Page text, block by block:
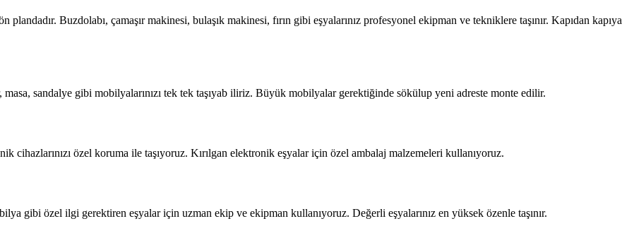
plandadır. Buzdolabı, çamaşır makinesi, bulaşık makinesi, fırın gibi eşyalarınız profesyonel ekipman ve tekniklere taşınır. Kapıdan kapıya
masa, sandalye gibi mobilyalarınızı tek tek taşıyab iliriz. Büyük mobilyalar gerektiğinde sökülup yeni adreste monte edilir.
cihazlarınızı özel koruma ile taşıyoruz. Kırılgan elektronik eşyalar için özel ambalaj malzemeleri kullanıyoruz.
gibi özel ilgi gerektiren eşyalar için uzman ekip ve ekipman kullanıyoruz. Değerli eşyalarınız en yüksek özenle taşınır.